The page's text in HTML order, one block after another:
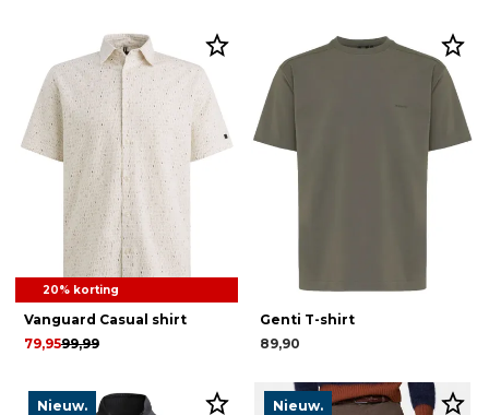
20% korting
Vanguard Casual shirt
99,99
79,95
Genti T-shirt
89,90
Nieuw. Nieuw.